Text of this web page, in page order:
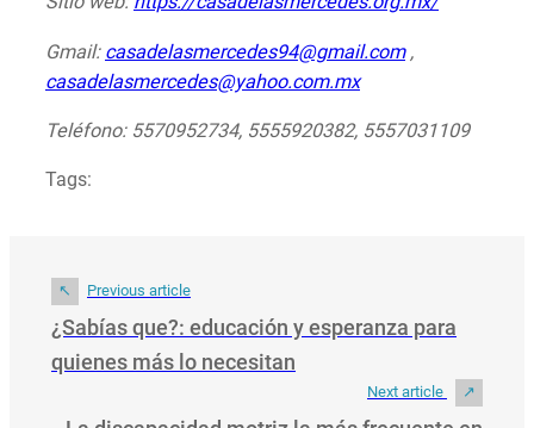
Gmail: casadelasmercedes94@gmail.com,
casadelasmercedes@yahoo.com.mx
Teléfono: 5570952734, 5555920382, 5557031109
Tags:
Previous article
¿Sabías que?: educación y esperanza para
quienes más lo necesitan
Next article